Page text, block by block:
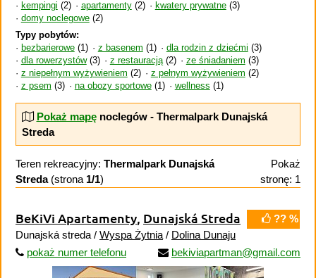
kempingi (2) apartamenty(2) kwatery prywatne(3)
domy noclegowe(2)
Typy pobytów:
bezbarierowe(1) z basenem (1) dla rodzin z dziećmi (3)
dla rowerzystów(3) z restauracją(2) ze śniadaniem (3)
z niepełnym wyżywieniem (2) z pełnym wyżywieniem (2)
z psem (3) na obozy sportowe(1) wellness (1)
Pokaż mapęnoclegów - Thermalpark Dunajská
Streda
Teren rekreacyjny: Thermalpark Dunajská
Streda(strona 1/1)
Pokaż
stronę: 1
?? %
BeKiVi Apartamenty, Dunajská Streda
Dunajská streda / Wyspa Żytnia / Dolina Dunaju
pokaż numer telefonu
bekiviapartman@gmail.com